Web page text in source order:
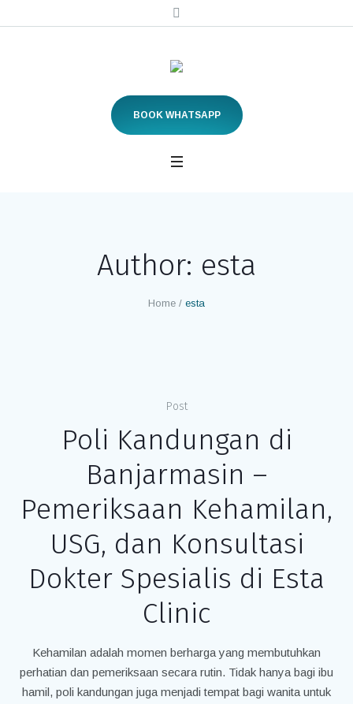
BOOK WHATSAPP
Author: esta
Home / esta
Post
Poli Kandungan di
Banjarmasin –
Pemeriksaan Kehamilan,
USG, dan Konsultasi
Dokter Spesialis di Esta
Clinic
Kehamilan adalah momen berharga yang membutuhkan
perhatian dan pemeriksaan secara rutin. Tidak hanya bagi ibu
hamil, poli kandungan juga menjadi tempat bagi wanita untuk